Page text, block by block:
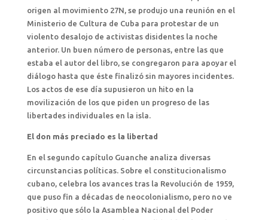
origen al movimiento 27N, se produjo una reunión en el
Ministerio de Cultura de Cuba para protestar de un
violento desalojo de activistas disidentes la noche
anterior. Un buen número de personas, entre las que
estaba el autor del libro, se congregaron para apoyar el
diálogo hasta que éste finalizó sin mayores incidentes.
Los actos de ese día supusieron un hito en la
movilización de los que piden un progreso de las
libertades individuales en la isla.
El don más preciado es la libertad
En el segundo capítulo Guanche analiza diversas
circunstancias políticas. Sobre el constitucionalismo
cubano, celebra los avances tras la Revolución de 1959,
que puso fin a décadas de neocolonialismo, pero no ve
positivo que sólo la Asamblea Nacional del Poder